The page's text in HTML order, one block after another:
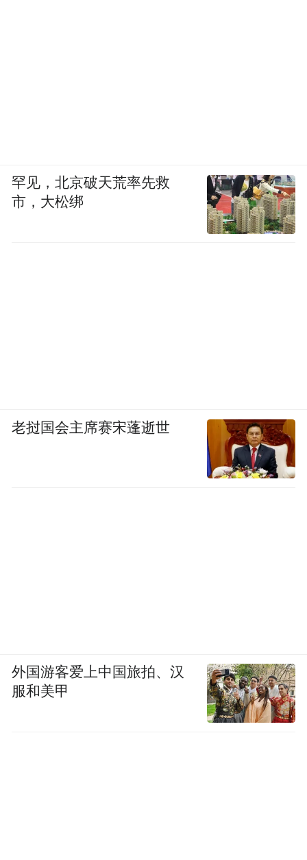
罕见，北京破天荒率先救
市，大松绑
老挝国会主席赛宋蓬逝世
外国游客爱上中国旅拍、汉
服和美甲